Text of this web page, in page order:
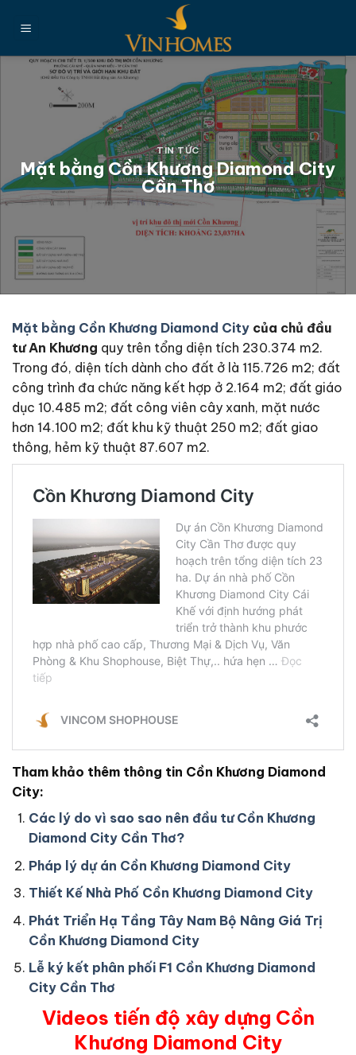
đến
TIN TỨC
Mặt bằng Cồn Khương Diamond City
Cần Thơ
Mặt bằng Cồn Khương Diamond City của chủ đầu
tư An Khương quy trên tổng diện tích 230.374 m2.
Trong đó, diện tích dành cho đất ở là 115.726 m2; đất
công trình đa chức năng kết hợp ở 2.164 m2; đất giáo
dục 10.485 m2; đất công viên cây xanh, mặt nước
hơn 14.100 m2; đất khu kỹ thuật 250 m2; đất giao
thông, hẻm kỹ thuật 87.607 m2.
Tham khảo thêm thông tin Cồn Khương Diamond
City:
Các lý do vì sao sao nên đầu tư Cồn Khương
Diamond City Cần Thơ?
Pháp lý dự án Cồn Khương Diamond City
Thiết Kế Nhà Phố Cồn Khương Diamond City
Phát Triển Hạ Tầng Tây Nam Bộ Nâng Giá Trị
Cồn Khương Diamond City
Lễ ký kết phân phối F1 Cồn Khương Diamond
City Cần Thơ
Videos tiến độ xây dựng Cồn
Khương Diamond City